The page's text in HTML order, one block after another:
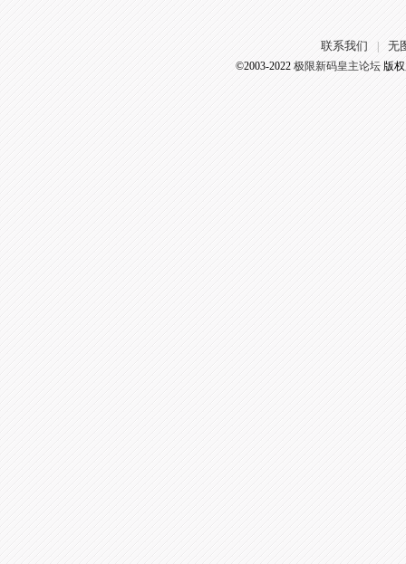
联系我们 无
©2003-2022 极限新码皇主论坛版权